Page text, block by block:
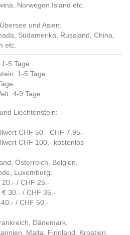
Norwegen,Island etc.
und Asien:
Südamerika, Russland, China,
etc.
5 Tage
1-5 Tage
4-9 Tage
Liechtenstein:
CHF 50.- CHF 7.95.-
CHF 100.- kostenlos
Österreich, Belgien,
Luxemburg:
20.- / CHF 25.-
€ 30.- / CHF 35.-
/ CHF 50.-
Dänemark,
Malta, Finnland, Kroatien,